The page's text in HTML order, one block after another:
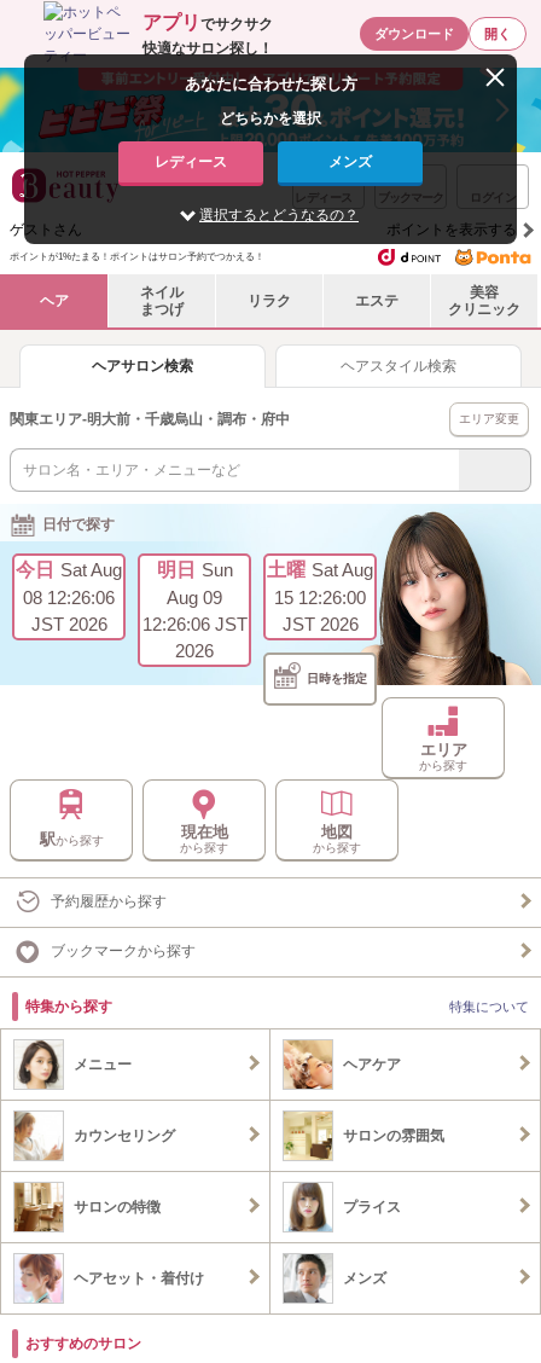
アプリ でサクサク
快適なサロン探し！
ダウンロード 開く
レディース ブックマーク ログイン
ゲストさん ポイントを表示する
ポイントが1%たまる！ポイントはサロン予約でつかえる！
ヘア
ネイル
まつげ
リラク エステ
美容
クリニック
ヘアサロン検索 ヘアスタイル検索
関東エリア-明大前・千歳烏山・調布・府中 エリア変更
日付で探す
今日 Sat Aug
08 12:26:06
JST 2026
明日 Sun
Aug 09
12:26:06 JST
2026
土曜 Sat Aug
15 12:26:00
JST 2026
日時を指定
エリア
から探す
駅から探す 現在地
から探す
地図
から探す
予約履歴から探す
ブックマークから探す
特集から探す 特集について
メニュー ヘアケア
カウンセリング サロンの雰囲気
サロンの特徴 プライス
ヘアセット・着付け メンズ
おすすめのサロン
あなたに合わせた探し方
どちらかを選択
レディース メンズ
選択するとどうなるの？